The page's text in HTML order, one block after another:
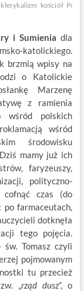
klerykalizm kościół
i Sumieniadla
katolickiego.
brzmią wpisy na
o Katolickie
Marzenę
z ramienia
wśród polskich
wśród
środowisku
mamy już ich
faryzeuszy,
polityczno-
cofnąć czas (do
po farmaceutach,
dotknęła
tego pojęcia.
Tomasz czyli
pojmowanym
tu przecież
„rząd dusz”, o